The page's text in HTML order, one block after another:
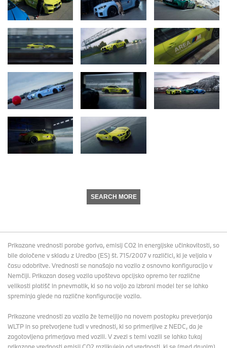
SEARCH MORE
Prikazane vrednosti porabe goriva, emisij CO2 in energijske učinkovitosti, so
bile določene v skladu z Uredbo (ES) št. 715/2007 v različici, ki je veljala v
času odobritve. Vrednosti se nanašajo na vozilo z osnovno konfiguracijo v
Nemčiji. Prikazan doseg vozila upošteva opcijsko opremo ter različne
velikosti platišč in pnevmatik, ki so na voljo za izbrani model ter se lahko
spreminja glede na različne konfiguracije vozila.
Prikazane vrednosti za vozila že temeljijo na novem postopku preverjanja
WLTP in so pretvorjene tudi v vrednosti, ki so primerljive z NEDC, da je
zagotovljena primerjava med vozili. V zvezi s temi vozili se lahko tukaj